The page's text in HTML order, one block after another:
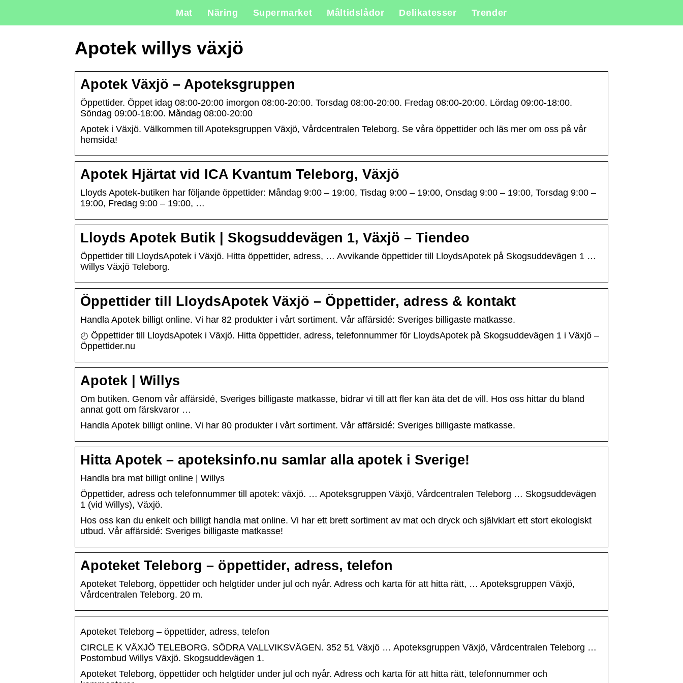
Mat Näring Supermarket Måltidslådor Delikatesser Trender
Apotek willys växjö
Apotek Växjö – Apoteksgruppen
Öppettider. Öppet idag 08:00-20:00 imorgon 08:00-20:00. Torsdag 08:00-20:00. Fredag 08:00-20:00. Lördag 09:00-18:00.
Söndag 09:00-18:00. Måndag 08:00-20:00
Apotek i Växjö. Välkommen till Apoteksgruppen Växjö, Vårdcentralen Teleborg. Se våra öppettider och läs mer om oss på vår
hemsida!
Apotek Hjärtat vid ICA Kvantum Teleborg, Växjö
Lloyds Apotek-butiken har följande öppettider: Måndag 9:00 – 19:00, Tisdag 9:00 – 19:00, Onsdag 9:00 – 19:00, Torsdag 9:00 –
19:00, Fredag 9:00 – 19:00, …
Lloyds Apotek Butik | Skogsuddevägen 1, Växjö – Tiendeo
Öppettider till LloydsApotek i Växjö. Hitta öppettider, adress, … Avvikande öppettider till LloydsApotek på Skogsuddevägen 1 …
Willys Växjö Teleborg.
Öppettider till LloydsApotek Växjö – Öppettider, adress & kontakt
Handla Apotek billigt online. Vi har 82 produkter i vårt sortiment. Vår affärsidé: Sveriges billigaste matkasse.
◴ Öppettider till LloydsApotek i Växjö. Hitta öppettider, adress, telefonnummer för LloydsApotek på Skogsuddevägen 1 i Växjö –
Öppettider.nu
Apotek | Willys
Om butiken. Genom vår affärsidé, Sveriges billigaste matkasse, bidrar vi till att fler kan äta det de vill. Hos oss hittar du bland
annat gott om färskvaror …
Handla Apotek billigt online. Vi har 80 produkter i vårt sortiment. Vår affärsidé: Sveriges billigaste matkasse.
Hitta Apotek – apoteksinfo.nu samlar alla apotek i Sverige!
Handla bra mat billigt online | Willys
Öppettider, adress och telefonnummer till apotek: växjö. … Apoteksgruppen Växjö, Vårdcentralen Teleborg … Skogsuddevägen
1 (vid Willys), Växjö.
Hos oss kan du enkelt och billigt handla mat online. Vi har ett brett sortiment av mat och dryck och självklart ett stort ekologiskt
utbud. Vår affärsidé: Sveriges billigaste matkasse!
Apoteket Teleborg – öppettider, adress, telefon
Apoteket Teleborg, öppettider och helgtider under jul och nyår. Adress och karta för att hitta rätt, … Apoteksgruppen Växjö,
Vårdcentralen Teleborg. 20 m.
Apoteket Teleborg – öppettider, adress, telefon
CIRCLE K VÄXJÖ TELEBORG. SÖDRA VALLVIKSVÄGEN. 352 51 Växjö … Apoteksgruppen Växjö, Vårdcentralen Teleborg …
Postombud Willys Växjö. Skogsuddevägen 1.
Apoteket Teleborg, öppettider och helgtider under jul och nyår. Adress och karta för att hitta rätt, telefonnummer och